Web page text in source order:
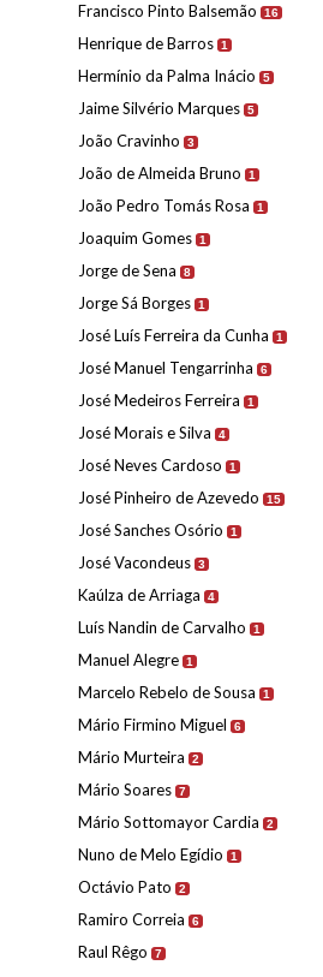
Francisco Pinto Balsemão 16
Henrique de Barros 1
Hermínio da Palma Inácio 5
Jaime Silvério Marques 5
João Cravinho 3
João de Almeida Bruno 1
João Pedro Tomás Rosa 1
Joaquim Gomes 1
Jorge de Sena 8
Jorge Sá Borges 1
José Luís Ferreira da Cunha 1
José Manuel Tengarrinha 6
José Medeiros Ferreira 1
José Morais e Silva 4
José Neves Cardoso 1
José Pinheiro de Azevedo 15
José Sanches Osório 1
José Vacondeus 3
Kaúlza de Arriaga 4
Luís Nandin de Carvalho 1
Manuel Alegre 1
Marcelo Rebelo de Sousa 1
Mário Firmino Miguel 6
Mário Murteira 2
Mário Soares 7
Mário Sottomayor Cardia 2
Nuno de Melo Egídio 1
Octávio Pato 2
Ramiro Correia 6
Raul Rêgo 7